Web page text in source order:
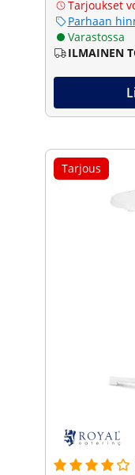
Tarjoukset
Parhaan
Varastossa
ILMAINEN
Tarjous